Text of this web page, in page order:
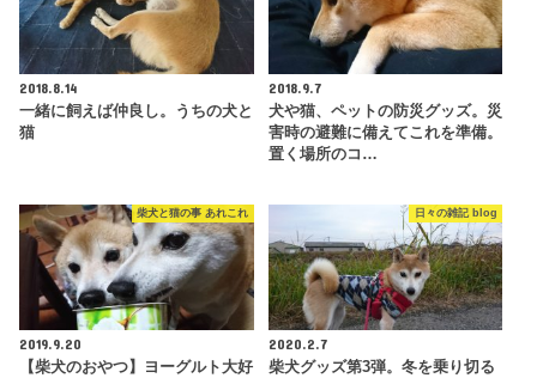
2018.8.14
一緒に飼えば仲良し。うちの犬と
猫
2018.9.7
犬や猫、ペットの防災グッズ。災
害時の避難に備えてこれを準備。
置く場所のコ…
柴犬と猫の事 あれこれ
2019.9.20
【柴犬のおやつ】ヨーグルト大好
日々の雑記 blog
2020.2.7
柴犬グッズ第3弾。冬を乗り切る